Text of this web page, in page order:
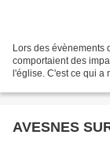
Lors des évènements
comportaient des
l'église. C'est ce qui a
AVESNES